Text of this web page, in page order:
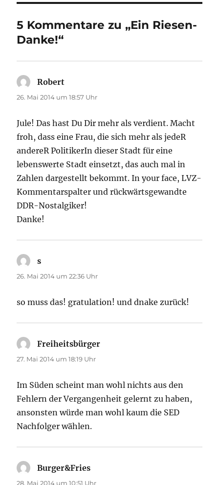
5 Kommentare zu „Ein Riesen-
Danke!“
Robert
26. Mai 2014 um 18:57 Uhr
Jule! Das hast Du Dir mehr als verdient. Macht
froh, dass eine Frau, die sich mehr als jedeR
andereR PolitikerIn dieser Stadt für eine
lebenswerte Stadt einsetzt, das auch mal in
Zahlen dargestellt bekommt. In your face, LVZ-
Kommentarspalter und rückwärtsgewandte
DDR-Nostalgiker!
Danke!
s
26. Mai 2014 um 22:36 Uhr
so muss das! gratulation! und dnake zurück!
Freiheitsbürger
27. Mai 2014 um 18:19 Uhr
Im Süden scheint man wohl nichts aus den
Fehlern der Vergangenheit gelernt zu haben,
ansonsten würde man wohl kaum die SED
Nachfolger wählen.
Burger&Fries
28. Mai 2014 um 10:51 Uhr